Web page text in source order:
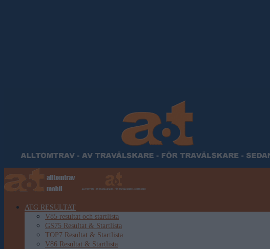
ATG RESULTAT
V85 resultat och startlista
GS75 Resultat & Startlista
TOP7 Resultat & Startlista
V86 Resultat & Startlista